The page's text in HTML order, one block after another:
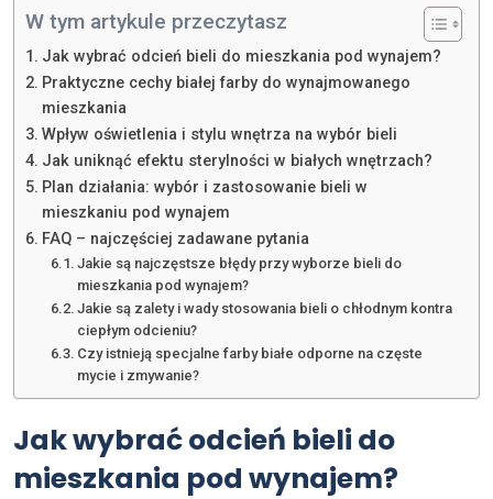
W tym artykule przeczytasz
Jak wybrać odcień bieli do mieszkania pod wynajem?
Praktyczne cechy białej farby do wynajmowanego
mieszkania
Wpływ oświetlenia i stylu wnętrza na wybór bieli
Jak uniknąć efektu sterylności w białych wnętrzach?
Plan działania: wybór i zastosowanie bieli w
mieszkaniu pod wynajem
FAQ – najczęściej zadawane pytania
Jakie są najczęstsze błędy przy wyborze bieli do
mieszkania pod wynajem?
Jakie są zalety i wady stosowania bieli o chłodnym kontra
ciepłym odcieniu?
Czy istnieją specjalne farby białe odporne na częste
mycie i zmywanie?
Jak wybrać odcień bieli do
mieszkania pod wynajem?